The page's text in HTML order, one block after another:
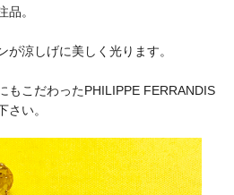
品。
涼しげに美しく光ります。
もこだわったPHILIPPE FERRANDIS
さい。